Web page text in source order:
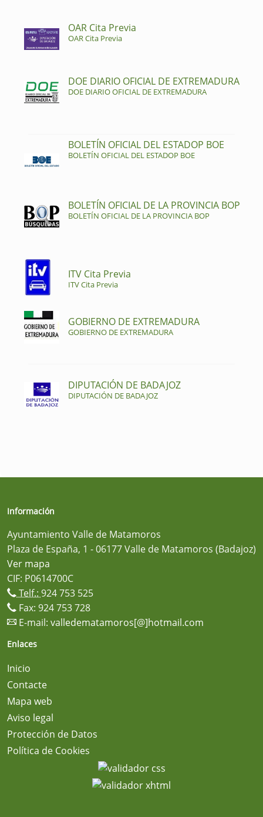
OAR Cita Previa
OAR Cita Previa
DOE DIARIO OFICIAL DE EXTREMADURA
DOE DIARIO OFICIAL DE EXTREMADURA
BOLETÍN OFICIAL DEL ESTADOP BOE
BOLETÍN OFICIAL DEL ESTADOP BOE
BOLETÍN OFICIAL DE LA PROVINCIA BOP
BOLETÍN OFICIAL DE LA PROVINCIA BOP
ITV Cita Previa
ITV Cita Previa
GOBIERNO DE EXTREMADURA
GOBIERNO DE EXTREMADURA
DIPUTACIÓN DE BADAJOZ
DIPUTACIÓN DE BADAJOZ
Información
Ayuntamiento Valle de Matamoros
Plaza de España, 1 - 06177 Valle de Matamoros (Badajoz)
Ver mapa
CIF: P0614700C
Telf.: 924 753 525
Fax: 924 753 728
E-mail: valledematamoros[@]hotmail.com
Enlaces
Inicio
Contacte
Mapa web
Aviso legal
Protección de Datos
Política de Cookies